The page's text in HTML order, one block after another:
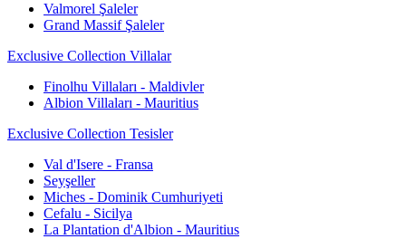
Valmorel Şaleler
Grand Massif Şaleler
Exclusive Collection Villalar
Finolhu Villaları - Maldivler
Albion Villaları - Mauritius
Exclusive Collection Tesisler
Val d'Isere - Fransa
Seyşeller
Miches - Dominik Cumhuriyeti
Cefalu - Sicilya
La Plantation d'Albion - Mauritius